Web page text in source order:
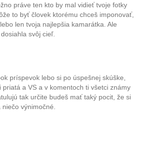
práve ten kto by mal vidieť tvoje fotky
to byť človek ktorému chceš imponovať,
len tvoja najlepšia kamarátka. Ale
svôj cieľ.
príspevok lebo si po úspešnej skúške,
priatá a VS a v komentoch ti všetci známy
tak určite budeš mať taký pocit, že si
výnimočné.